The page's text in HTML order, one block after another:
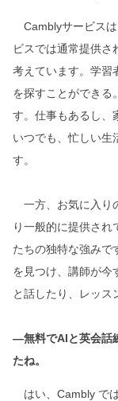
Camblyサービスは
ビスでは通常提供さ
考えています。学習
を探すことができる
す。仕事もあるし、
いつでも、忙しい生
す。
一方、お気に入り
り一般的に提供さ
たちの独特な強みで
を見つけ、講師が今
と話したり、レッス
―無料でAIと英会話
たね。
はい、Cambly で